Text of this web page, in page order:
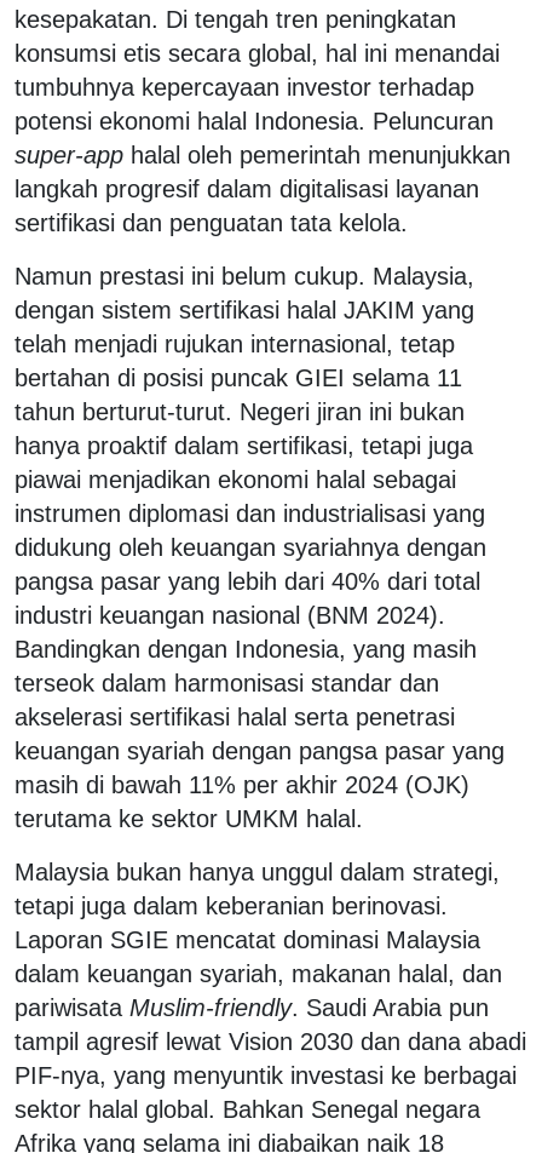
kesepakatan. Di tengah tren peningkatan
konsumsi etis secara global, hal ini menandai
tumbuhnya kepercayaan investor terhadap
potensi ekonomi halal Indonesia. Peluncuran
super-app halal oleh pemerintah menunjukkan
langkah progresif dalam digitalisasi layanan
sertifikasi dan penguatan tata kelola.
Namun prestasi ini belum cukup. Malaysia,
dengan sistem sertifikasi halal JAKIM yang
telah menjadi rujukan internasional, tetap
bertahan di posisi puncak GIEI selama 11
tahun berturut-turut. Negeri jiran ini bukan
hanya proaktif dalam sertifikasi, tetapi juga
piawai menjadikan ekonomi halal sebagai
instrumen diplomasi dan industrialisasi yang
didukung oleh keuangan syariahnya dengan
pangsa pasar yang lebih dari 40% dari total
industri keuangan nasional (BNM 2024).
Bandingkan dengan Indonesia, yang masih
terseok dalam harmonisasi standar dan
akselerasi sertifikasi halal serta penetrasi
keuangan syariah dengan pangsa pasar yang
masih di bawah 11% per akhir 2024 (OJK)
terutama ke sektor UMKM halal.
Malaysia bukan hanya unggul dalam strategi,
tetapi juga dalam keberanian berinovasi.
Laporan SGIE mencatat dominasi Malaysia
dalam keuangan syariah, makanan halal, dan
pariwisata Muslim-friendly. Saudi Arabia pun
tampil agresif lewat Vision 2030 dan dana abadi
PIF-nya, yang menyuntik investasi ke berbagai
sektor halal global. Bahkan Senegal negara
Afrika yang selama ini diabaikan naik 18